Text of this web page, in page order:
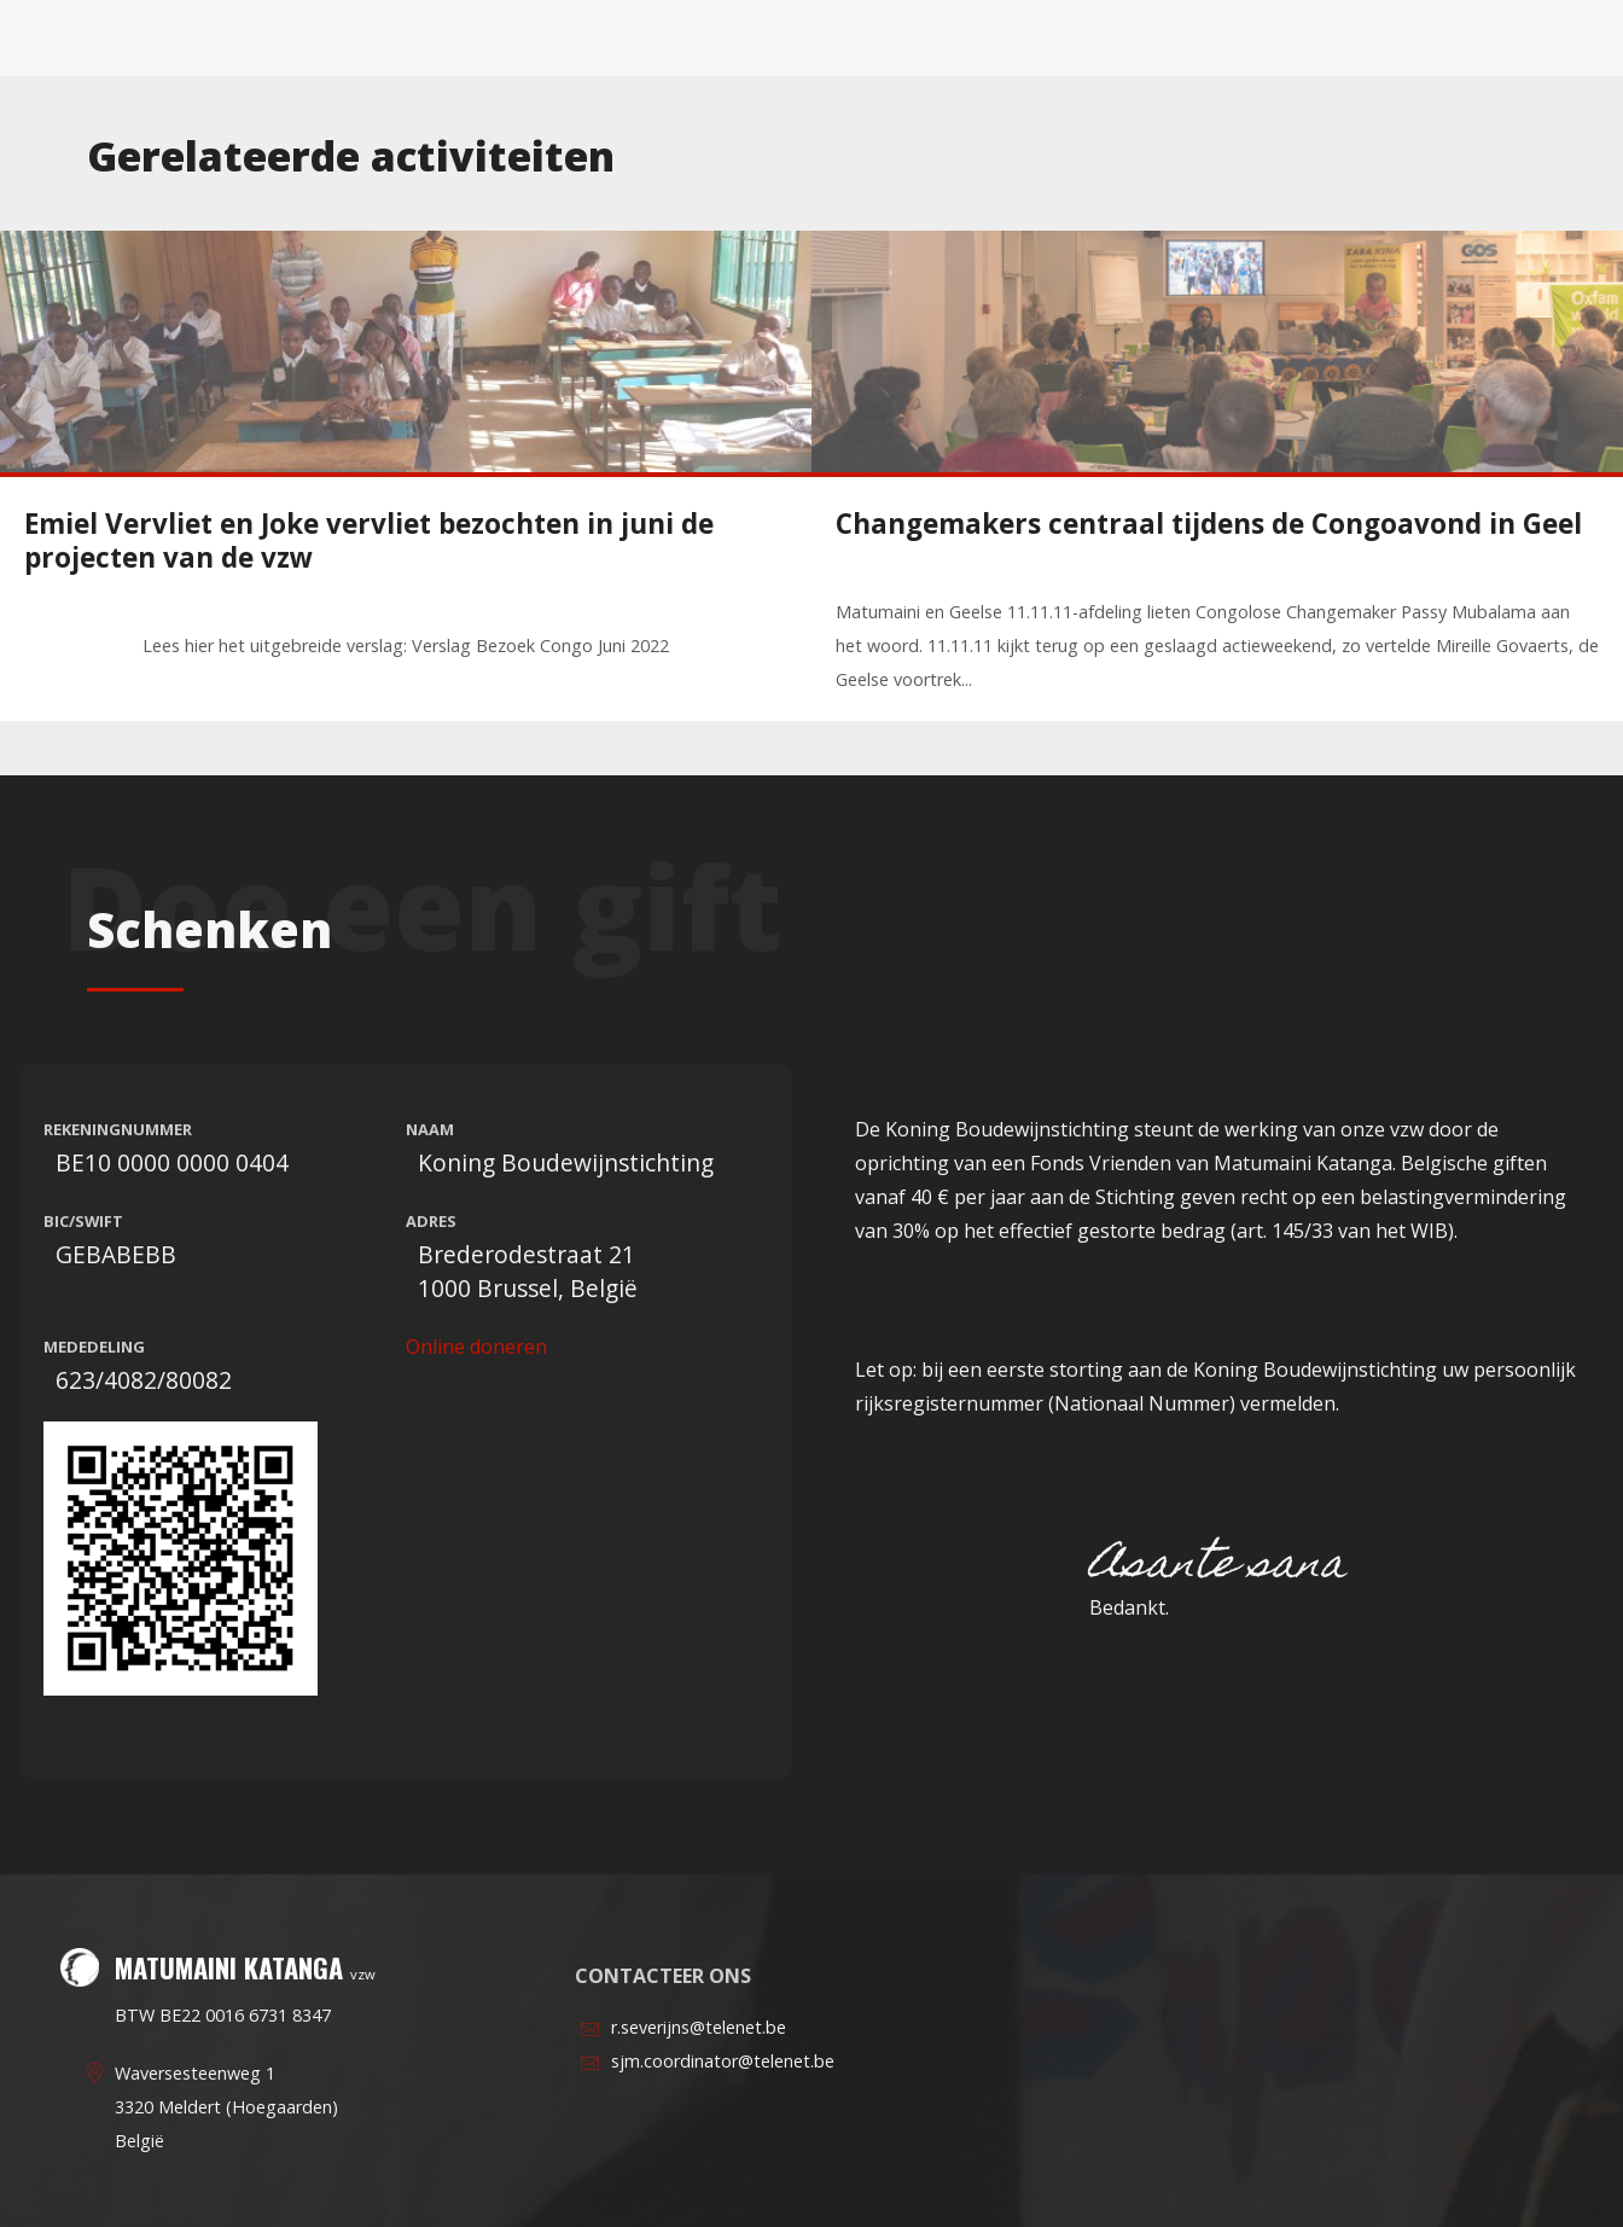
Gerelateerde activiteiten
Emiel Vervliet en Joke vervliet bezochten in juni de
projecten van de vzw
Lees hier het uitgebreide verslag: Verslag Bezoek Congo Juni 2022
Changemakers centraal tijdens de Congoavond in Geel
Matumaini en Geelse 11.11.11-afdeling lieten Congolose Changemaker Passy Mubalama aan
het woord. 11.11.11 kijkt terug op een geslaagd actieweekend, zo vertelde Mireille Govaerts, de
Geelse voortrek...
Schenken
REKENINGNUMMER
BE10 0000 0000 0404
NAAM
Koning Boudewijnstichting
BIC/SWIFT
GEBABEBB
ADRES
Brederodestraat 21
1000 Brussel, België
MEDEDELING
623/4082/80082
Online doneren
De Koning Boudewijnstichting steunt de werking van onze vzw door de
oprichting van een Fonds Vrienden van Matumaini Katanga. Belgische giften
vanaf 40 € per jaar aan de Stichting geven recht op een belastingvermindering
van 30% op het effectief gestorte bedrag (art. 145/33 van het WIB).
Let op: bij een eerste storting aan de Koning Boudewijnstichting uw persoonlijk
rijksregisternummer (Nationaal Nummer) vermelden.
Asante sana
Bedankt.
MATUMAINI KATANGA vzw
BTW BE22 0016 6731 8347
Waversesteenweg 1
3320 Meldert (Hoegaarden)
België
CONTACTEER ONS
r.severijns@telenet.be
sjm.coordinator@telenet.be